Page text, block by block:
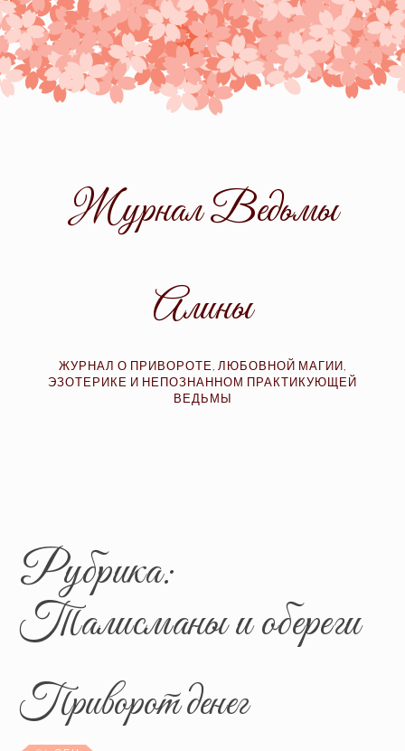
Skip
to
content
Журнал Ведьмы
Алины
ЖУРНАЛ О ПРИВОРОТЕ, ЛЮБОВНОЙ МАГИИ,
ЭЗОТЕРИКЕ И НЕПОЗНАННОМ ПРАКТИКУЮЩЕЙ
ВЕДЬМЫ
Рубрика:
Талисманы и обереги
Приворот денег